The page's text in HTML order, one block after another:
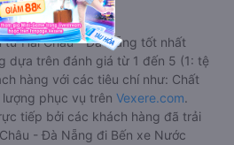
Ngầm
từ Hải Châu - Đà Nẵng tốt nhất
dựa trên đánh giá từ 1 đến 5 (1: tệ
hàng với các tiêu chí như: Chất
phục vụ trên Vexere.com.
tiếp bởi các khách hàng đã trải
- Đà Nẵng đi Bến xe Nước